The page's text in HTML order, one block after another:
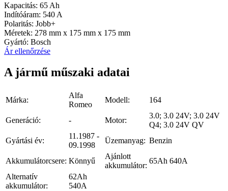
Kapacitás: 65 Ah
Indítóáram: 540 A
Polaritás: Jobb+
Méretek: 278 mm x 175 mm x 175 mm
Gyártó: Bosch
Ár ellenőrzése
A jármű műszaki adatai
Márka:
Alfa
Romeo
Modell: 164
Generáció: - Motor:
3.0; 3.0 24V; 3.0 24V
Q4; 3.0 24V QV
Gyártási év:
11.1987 -
09.1998
Üzemanyag: Benzin
Akkumulátorcsere: Könnyű
Ajánlott
akkumulátor:
65Ah 640A
Alternatív
akkumulátor:
62Ah
540A